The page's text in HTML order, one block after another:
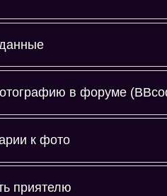
в форуме
к фото
к фото ещё нет.
приятелю